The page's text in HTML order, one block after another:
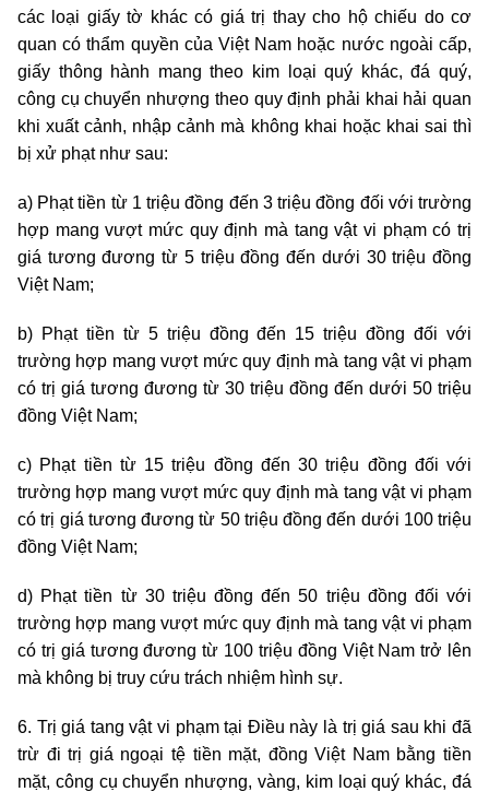
các loại giấy tờ khác có giá trị thay cho hộ chiếu do cơ
quan có thẩm quyền của Việt Nam hoặc nước ngoài cấp,
giấy thông hành mang theo kim loại quý khác, đá quý,
công cụ chuyển nhượng theo quy định phải khai hải quan
khi xuất cảnh, nhập cảnh mà không khai hoặc khai sai thì
bị xử phạt như sau:
a) Phạt tiền từ 1 triệuđồng đến 3triệuđồng đối với trường
hợp mang vượt mức quy định mà tang vật vi phạm có trị
giá tương đương từ 5triệuđồng đến dưới 30triệuđồng
Việt Nam;
b) Phạt tiền từ 5triệu đồng đến 15 triệuđồng đối với
trường hợp mang vượt mức quy định mà tang vật vi phạm
có trị giá tương đương từ 30 triệu đồng đến dưới 50 triệu
đồng Việt Nam;
c) Phạt tiền từ 15 triệu đồng đến 30 triệu đồng đối với
trường hợp mang vượt mức quy định mà tang vật vi phạm
có trị giá tương đương từ 50triệu đồng đến dưới 100triệu
đồng Việt Nam;
d) Phạt tiền từ 30triệuđồng đến 50 triệu đồng đối với
trường hợp mang vượt mức quy định mà tang vật vi phạm
có trị giá tương đương từ 100 triệu đồng Việt Nam trở lên
mà không bị truy cứu trách nhiệm hình sự.
6. Trị giá tang vật vi phạm tại Điều này là trị giá sau khi đã
trừ đi trị giá ngoại tệ tiền mặt, đồng Việt Nam bằng tiền
mặt, công cụ chuyển nhượng, vàng, kim loại quý khác, đá